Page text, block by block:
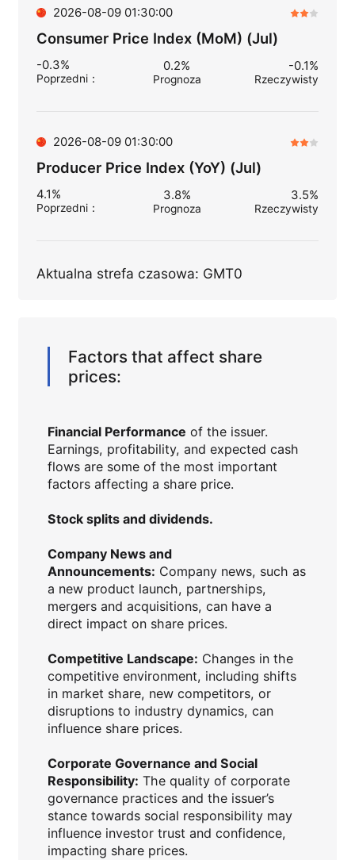
2026-08-09 01:30:00
Consumer Price Index (MoM) (Jul)
-0.3%
Poprzedni：
0.2%
Prognoza
-0.1%
Rzeczywisty
2026-08-09 01:30:00
Producer Price Index (YoY) (Jul)
4.1%
Poprzedni：
3.8%
Prognoza
3.5%
Rzeczywisty
Aktualna strefa czasowa: GMT0
Factors that affect share
prices:
Financial Performance of the issuer.
Earnings, profitability, and expected cash
flows are some of the most important
factors affecting a share price.
Stock splits and dividends.
Company News and
Announcements: Company news, such as
a new product launch, partnerships,
mergers and acquisitions, can have a
direct impact on share prices.
Competitive Landscape: Changes in the
competitive environment, including shifts
in market share, new competitors, or
disruptions to industry dynamics, can
influence share prices.
Corporate Governance and Social
Responsibility: The quality of corporate
governance practices and the issuer’s
stance towards social responsibility may
influence investor trust and confidence,
impacting share prices.